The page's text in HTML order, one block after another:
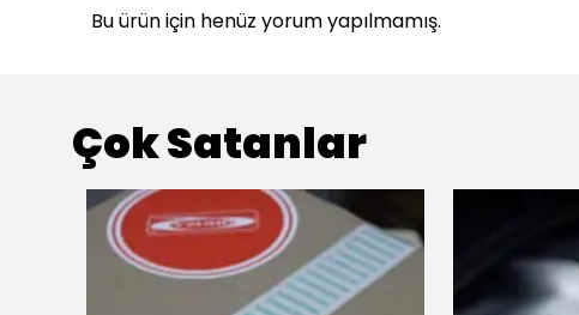
Bu ürün için henüz yorum yapılmamış.
Çok Satanlar